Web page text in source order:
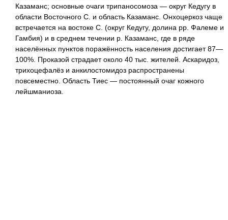
Казаманс; основные очаги трипаносомоза — округ Кедугу в
области Восточного С. и область Казаманс. Онхоцеркоз чаще
встречается на востоке С. (округ Кедугу, долина рр. Фалеме и
Гамбия) и в среднем течении р. Казаманс, где в ряде
населённых пунктов поражённость населения достигает 87—
100%. Проказой страдает около 40 тыс. жителей. Аскаридоз,
трихоцефалёз и анкилостомидоз распространены
повсеместно. Область Тиес — постоянный очаг кожного
лейшманиоза.